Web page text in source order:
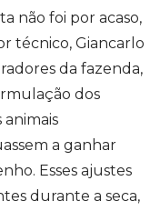
não foi por acaso,
técnico, Giancarlo
da fazenda,
dos
a ganhar
Esses ajustes
durante a seca,